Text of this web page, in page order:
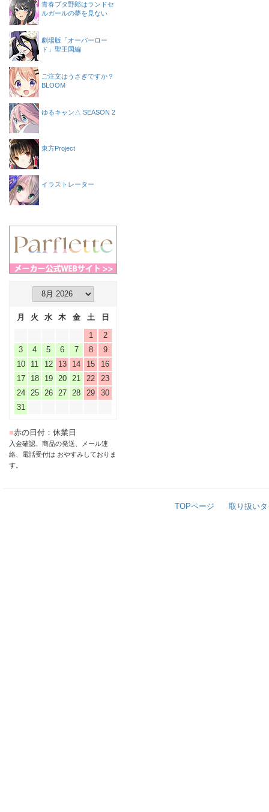
青春ブタ野郎はランドセ
ルガールの夢を見ない
劇場版「オーバーロー
ド」聖王国編
ご注文はうさぎですか？
BLOOM
ゆるキャン△ SEASON 2
東方Project
イラストレーター
月 火 水 木 金 土
日
1
2
3
4 5 6 7 8
9
10
11 12 13 14 15
16
17
18 19 20 21 22
23
24
25 26 27 28 29
30
31
■赤の日付：休業日
入金確認、商品の発送、メール連
絡、電話受付は おやすみしておりま
す。
TOPページ 取り扱い